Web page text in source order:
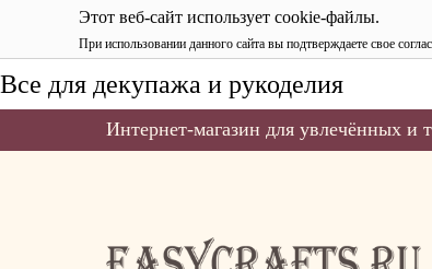
Этот веб-сайт использует cookie-файлы.
При использовании данного сайта вы подтверждаете свое
Все для декупажа и рукоделия
Интернет-магазин для увлечённых и